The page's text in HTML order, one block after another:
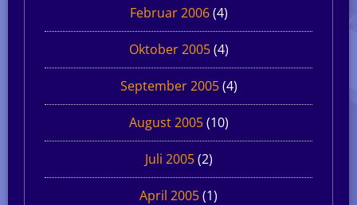
Februar 2006(4)
Oktober 2005(4)
September 2005(4)
August 2005(10)
Juli 2005(2)
April 2005(1)